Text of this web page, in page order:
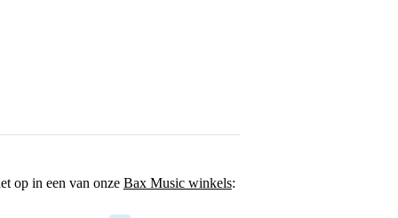
op in een van onze Bax Music winkels: